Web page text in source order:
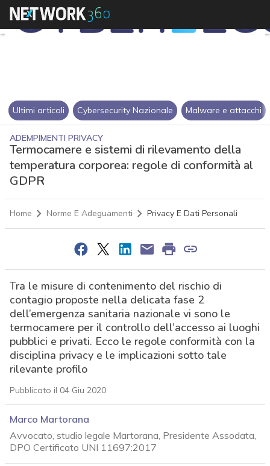
Ultimi articoli Cybersecurity Nazionale Malware e attacchi
ADEMPIMENTI PRIVACY
Termocamere e sistemi di rilevamento della
temperatura corporea: regole di conformità al
GDPR
Home Norme E Adeguamenti Privacy E Dati Personali
Tra le misure di contenimento del rischio di
contagio proposte nella delicata fase 2
dell’emergenza sanitaria nazionale vi sono le
termocamere per il controllo dell’accesso ai luoghi
pubblici e privati. Ecco le regole conformità con la
disciplina privacy e le implicazioni sotto tale
rilevante profilo
Pubblicato il 04 Giu 2020
Marco Martorana
Avvocato, studio legale Martorana, Presidente Assodata,
DPO Certificato UNI 11697:2017